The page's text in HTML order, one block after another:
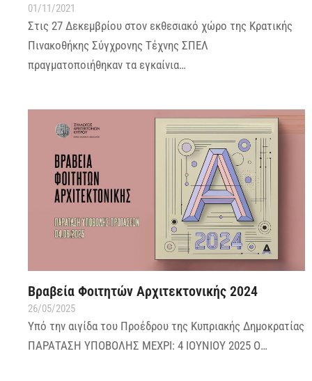
01/11/2021
Στις 27 Δεκεμβρίου στον εκθεσιακό χώρο της Κρατικής
Πινακοθήκης Σύγχρονης Τέχνης ΣΠΕΛ
πραγματοποιήθηκαν τα εγκαίνια…
Βραβεία Φοιτητών Αρχιτεκτονικής 2024
26/05/2025
Υπό την αιγίδα του Προέδρου της Κυπριακής Δημοκρατίας
ΠΑΡΑΤΑΣΗ ΥΠΟΒΟΛΗΣ ΜΕΧΡΙ: 4 ΙΟΥΝΙΟΥ 2025 Ο…